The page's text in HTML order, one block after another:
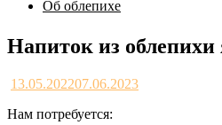
Об облепихе
Напиток из
13.05.202207.06.2023
Нам потребуется: